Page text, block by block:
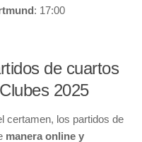
: 17:00
de cuartos
2025
certamen, los partidos de
manera online y